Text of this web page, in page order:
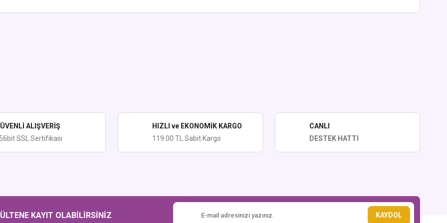
ALIŞVERİŞ
SSL Sertifikası
HIZLI ve EKONOMİK KARGO
119.00 TL Sabit Kargo
CANLI
DESTEK HATTI
KAYIT OLABİLİRSİNİZ KAYDOL